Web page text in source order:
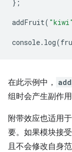
};
addFruit( "kiwi"
console. log(
在此示例中，
组时会产生副作用
附带效应也适用
要。如果模块接
且不会修改自身